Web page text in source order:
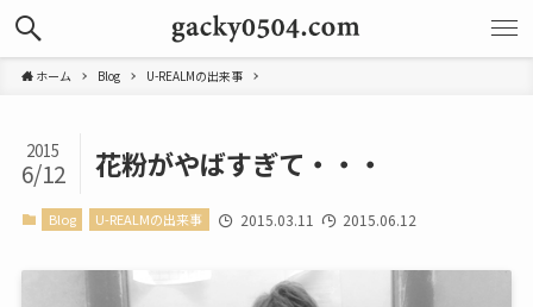
ホーム Blog U-REALMの出来事
花粉がやばすぎて・・・
2015
6/12
Blog U-REALMの出来事 2015.03.11 2015.06.12